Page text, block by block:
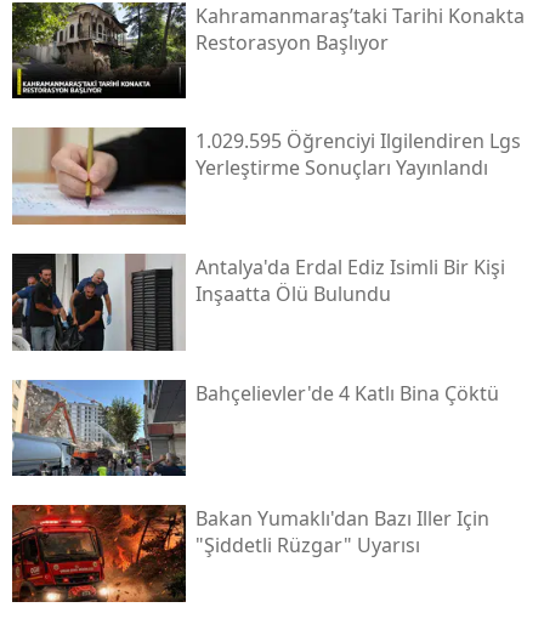
Kahramanmaraş’taki Tarihi Konakta
Restorasyon Başlıyor
1.029.595 Öğrenciyi Ilgilendiren Lgs
Yerleştirme Sonuçları Yayınlandı
Antalya'da Erdal Ediz Isimli Bir Kişi
Inşaatta Ölü Bulundu
Bahçelievler'de 4 Katlı Bina Çöktü
Bakan Yumaklı'dan Bazı Iller Için
"şiddetli Rüzgar" Uyarısı